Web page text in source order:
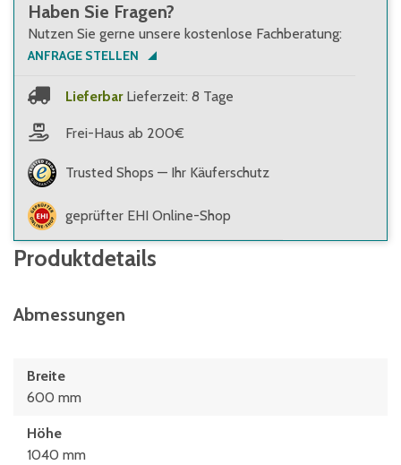
Haben Sie Fragen?
Nutzen Sie gerne unsere kostenlose Fachberatung:
ANFRAGE STELLEN
Lieferbar Lieferzeit: 8 Tage
Frei-Haus ab 200€
Trusted Shops — Ihr Käuferschutz
geprüfter EHI Online-Shop
Produktdetails
Abmessungen
Breite
600 mm
Höhe
1040 mm